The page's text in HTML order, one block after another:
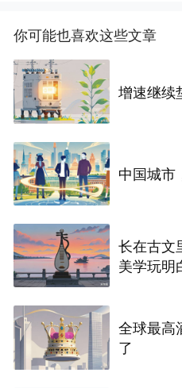
你可能也喜欢这些文章
增速继续
中国城市
长在古文
美学玩明
全球最高
了